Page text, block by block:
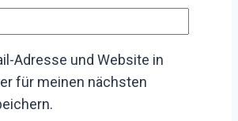
Adresse und Website in
für meinen nächsten